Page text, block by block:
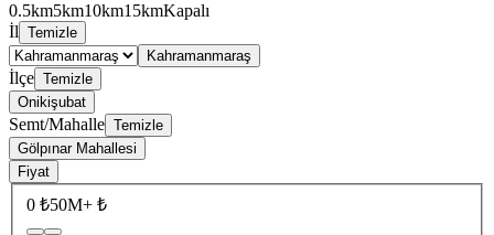
0.5km5km10km15kmKapalı
İl Temizle
Kahramanmaraş
İlçe Temizle
Onikişubat
Semt/Mahalle Temizle
Gölpınar Mahallesi
Fiyat
0 ₺50M+ ₺